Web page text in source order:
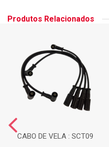
Produtos Relacionados
CABO DE VELA : SCT09